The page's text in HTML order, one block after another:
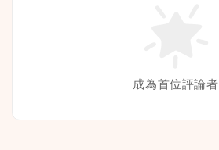
成為首位評論者